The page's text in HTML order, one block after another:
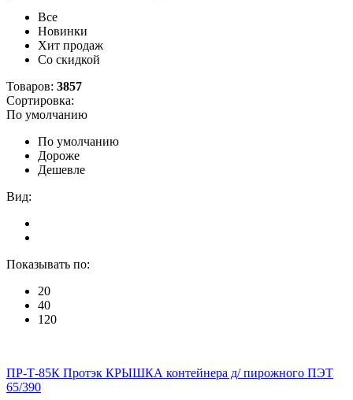
Все
Новинки
Хит продаж
Со скидкой
Товаров: 3857
Сортировка:
По умолчанию
По умолчанию
Дороже
Дешевле
Вид:
Показывать по:
20
40
120
ПР-Т-85К Протэк КРЫШКА контейнера д/ пирожного ПЭТ
65/390